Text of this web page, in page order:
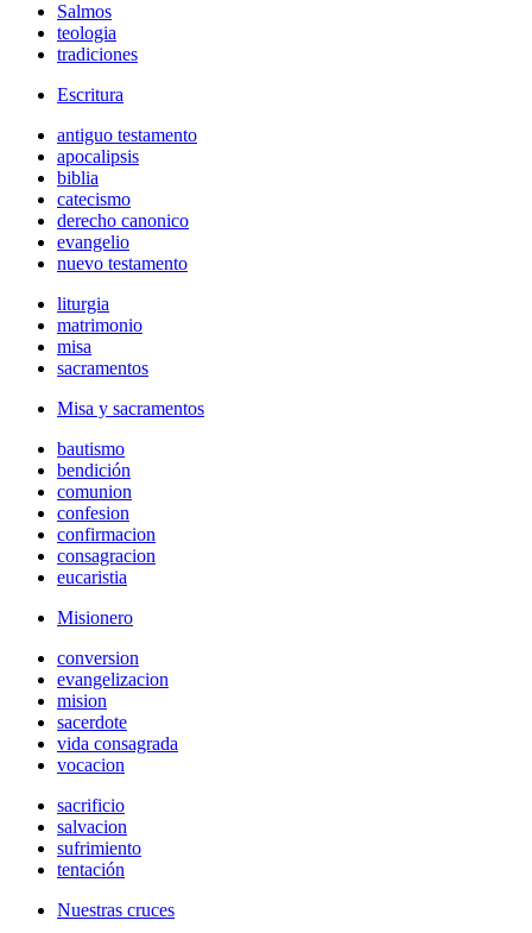
Salmos
teologia
tradiciones
Escritura
antiguo testamento
apocalipsis
biblia
catecismo
derecho canonico
evangelio
nuevo testamento
liturgia
matrimonio
misa
sacramentos
Misa y sacramentos
bautismo
bendición
comunion
confesion
confirmacion
consagracion
eucaristia
Misionero
conversion
evangelizacion
mision
sacerdote
vida consagrada
vocacion
sacrificio
salvacion
sufrimiento
tentación
Nuestras cruces